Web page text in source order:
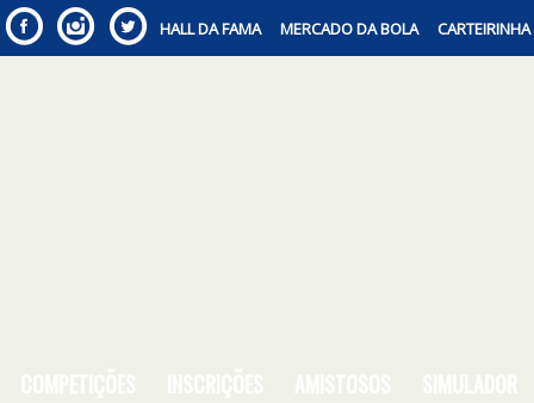
HALL DA FAMA MERCADO DA BOLA